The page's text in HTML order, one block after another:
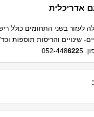
אדריכלית
לעזור בשני התחומים כולל
שינויים והריסות תוספות וכד'.
6225